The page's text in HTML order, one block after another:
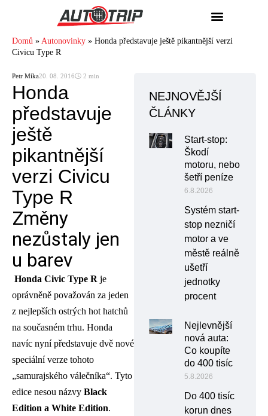
Domů » Autonovinky » Honda představuje ještě pikantnější verzi
Civicu Type R
Petr Míka20. 08. 2016🕓 2 min
Honda
představuje
ještě
pikantnější
verzi Civicu
Type R
Změny
nezůstaly jen
u barev
Honda Civic Type R je
oprávněně považován za jeden
z nejlepších ostrých hot hatchů
na současném trhu. Honda
navíc nyní představuje dvě nové
speciální verze tohoto
„samurajského válečníka“. Tyto
edice nesou názvy Black
Edition a White Edition.
NEJNOVĚJŠÍ
ČLÁNKY
Start-stop:
Škodí
motoru, nebo
šetří peníze
6.8.2026
Systém start-
stop nezničí
motor a ve
městě reálně
ušetří
jednotky
procent
Nejlevnější
nová auta:
Co koupíte
do 400 tisíc
5.8.2026
Do 400 tisíc
korun dnes